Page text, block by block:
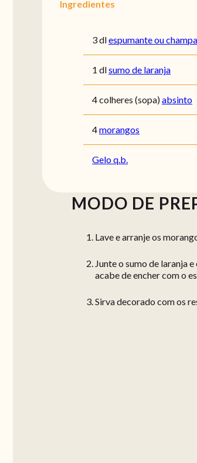
Ingredientes
3 dlespumante ou
1 dlsumo de laranja
4 colheres (sopa)absinto
4morangos
Gelo q.b.
MODO DE
Lave e arranje os
Junte o sumo de laranja
acabe de encher com o
Sirva decorado com os